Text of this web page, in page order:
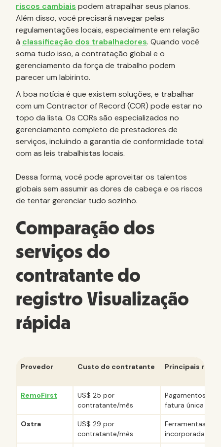
riscos cambiais podem atrapalhar seus planos.
Além disso, você precisará navegar pelas
regulamentações locais, especialmente em relação
à classificação dos trabalhadores. Quando você
soma tudo isso, a contratação global e o
gerenciamento da força de trabalho podem
parecer um labirinto.
A boa notícia é que existem soluções, e trabalhar
com um Contractor of Record (COR) pode estar no
topo da lista. Os CORs são especializados no
gerenciamento completo de prestadores de
serviços, incluindo a garantia de conformidade total
com as leis trabalhistas locais.
Dessa forma, você pode aproveitar os talentos
globais sem assumir as dores de cabeça e os riscos
de tentar gerenciar tudo sozinho.
Comparação dos
serviços do
contratante do
registro Visualização
rápida
Provedor Custo do contratante Principais
RemoFirst
US$ 25 por
contratante/mês
Pagamentos
fatura única
Ostra
US$ 29 por
contratante/mês
Ferramentas de
incorporadas